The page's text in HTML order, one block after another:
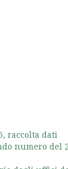
raccolta dati
numero del